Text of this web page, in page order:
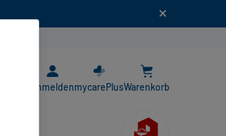
AnmeldenmycarePlusWarenkorb